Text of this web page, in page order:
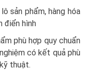
sản phẩm, hàng hóa
điển hình
phù hợp quy chuẩn
có kết quả phù
thuật.